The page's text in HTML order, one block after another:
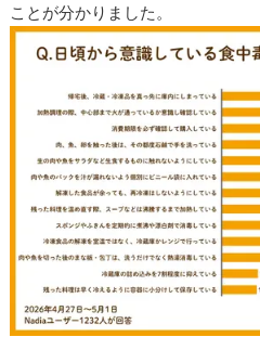
ことが分かりました。